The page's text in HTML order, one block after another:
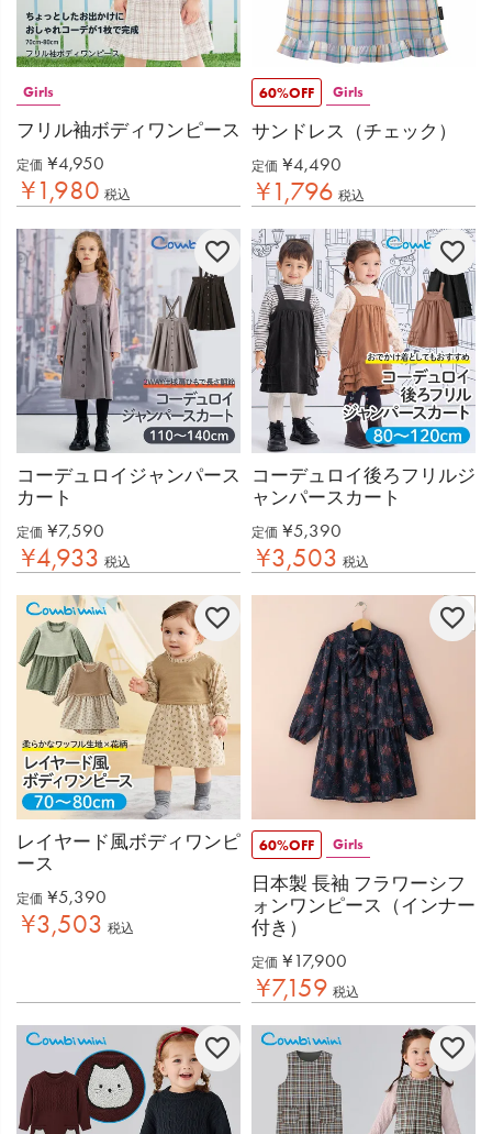
Girls
フリル袖ボディワンピース
定価 ¥4,950
¥1,980 税込
60%OFF Girls
サンドレス（チェック）
定価 ¥4,490
¥1,796 税込
コーデュロイジャンパース
カート
定価 ¥7,590
¥4,933 税込
コーデュロイ後ろフリルジ
ャンパースカート
定価 ¥5,390
¥3,503 税込
レイヤード風ボディワンピ
ース
定価 ¥5,390
¥3,503 税込
60%OFF Girls
日本製 長袖 フラワーシフ
ォンワンピース（インナー
付き）
定価 ¥ 17,900
¥7,159 税込